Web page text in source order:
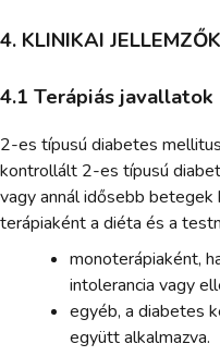
4. KLINIKAI JELLEMZŐK
4.1 Terápiás javallatok
2-es típusú diabetes
kontrollált 2-es típusú
vagy annál idősebb
terápiaként a diéta és a
monoterápiaként,
intolerancia vagy
egyéb, a diabetes
együtt alkalmazva.